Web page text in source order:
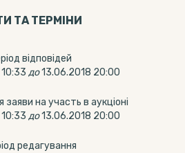
ТА ТЕРМIНИ
відповідей
до13.06.2018 20:00
заяви на участь в аукціоні
до13.06.2018 20:00
редагування